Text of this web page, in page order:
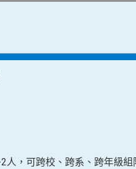
，可跨校、跨系、跨年級